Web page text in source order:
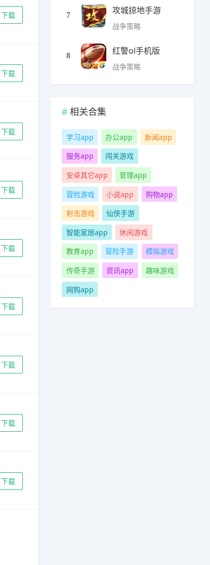
下载
下载
下载
下载
下载
下载
下载
下载
下载
7 攻城掠地手游
战争策略
8 红警ol手机版
战争策略
相关合集
学习app 办公app
新闻app
服务app
闯关游戏
安卓其它app
管理app
冒险游戏
小说app
购物app
射击游戏
仙侠手游
智能家居app
休闲游戏
教育app
冒险手游
模拟游戏
传奇手游
资讯app
趣味游戏
网购app